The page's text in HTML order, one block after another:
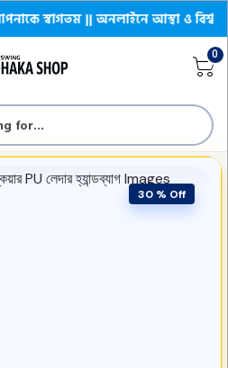
স্বাগতম || অনলাইনে আস্থা ও বিশ্বস্ততার
0
30 % Off